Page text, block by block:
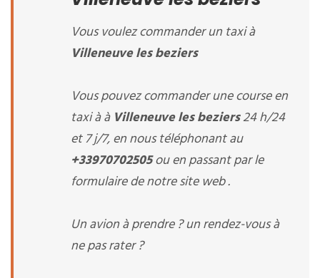
Vous voulez commander un taxi à
Villeneuve les beziers
Vous pouvez commander une course en
taxi à à Villeneuve les beziers24 h/24
et 7 j/7, en nous téléphonant au
+33970702505ou en passant par le
formulaire de notre site web .
Un avion à prendre ? un rendez-vous à
ne pas rater ?